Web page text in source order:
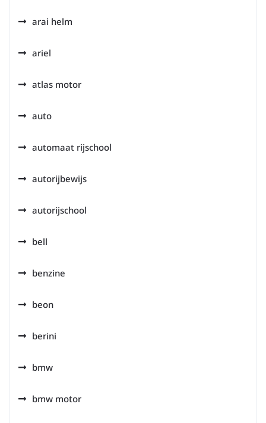
arai helm
ariel
atlas motor
auto
automaat rijschool
autorijbewijs
autorijschool
bell
benzine
beon
berini
bmw
bmw motor